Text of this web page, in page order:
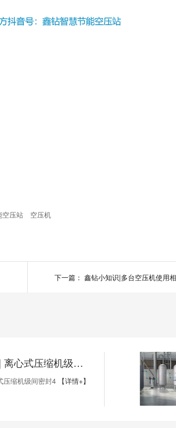
空压站
空压机
下一篇：
鑫钻小知识 | 离心式压缩机级间密封4
压缩机级间密封4 【详情+】